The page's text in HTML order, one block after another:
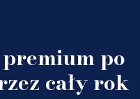
po
cały rok